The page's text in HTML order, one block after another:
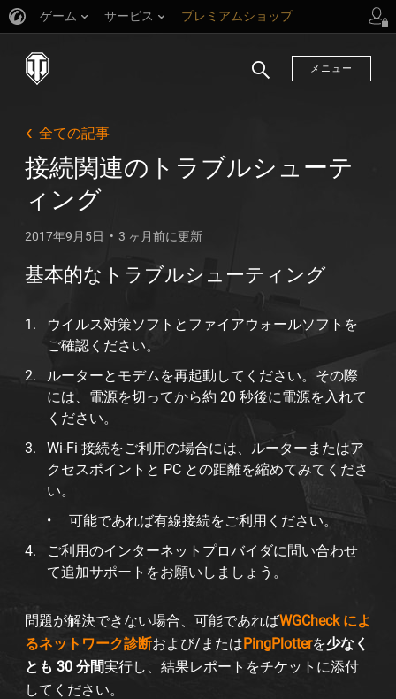
ゲーム サービス プレミアムショップ
メニュー
全ての記事
接続関連のトラブルシューテ
ィング
2017年9月5日 3 ヶ月前に更新
基本的なトラブルシューティング
ウイルス対策ソフトとファイアウォールソフトを
ご確認ください。
ルーターとモデムを再起動してください。その際
には、電源を切ってから約 20 秒後に電源を入れて
ください。
Wi-Fi 接続をご利用の場合には、ルーターまたはア
クセスポイントと PC との距離を縮めてみてくださ
い。
可能であれば有線接続をご利用ください。
ご利用のインターネットプロバイダに問い合わせ
て追加サポートをお願いしましょう。
問題が解決できない場合、可能であればWGCheck によ
るネットワーク診断および/またはPingPlotterを少なく
とも 30 分間実行し、結果レポートをチケットに添付
してください。